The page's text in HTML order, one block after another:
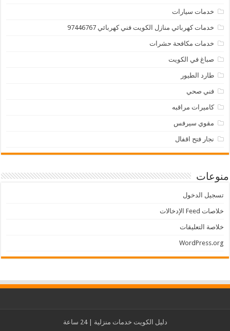
خدمات سيارات
خدمات كهربائي منازل الكويت فني كهربائي 97446767
خدمات مكافحة حشرات
صباغ في الكويت
طارد الطيور
فني صحي
كاميرات مراقبه
مقوي سيرفس
نجار فتح اقفال
منوعات
تسجيل الدخول
خلاصات Feed الإدخالات
خلاصة التعليقات
WordPress.org
دليل الكويت خدمات منزلية | 24 ساعة